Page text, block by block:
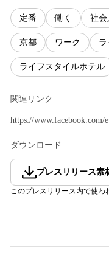
定番 働く 社会
京都 ワーク
ライフスタイルホテル
関連リンク
https://www.facebook.com/
ダウンロード
プレスリリース素
このプレスリリース内で使